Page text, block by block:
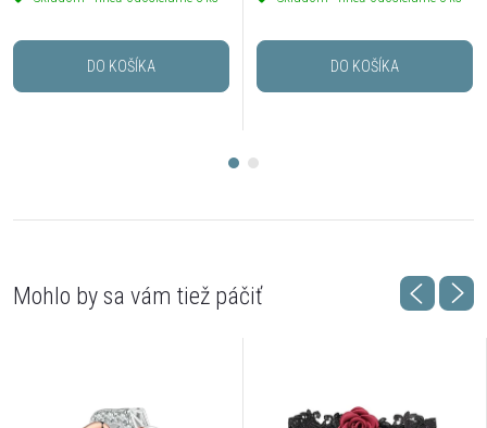
DO KOŠÍKA DO KOŠÍKA